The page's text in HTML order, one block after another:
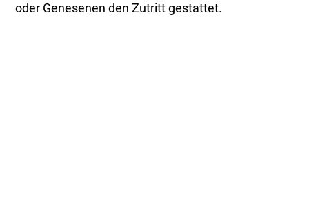
oder Genesenen den Zutritt gestattet.